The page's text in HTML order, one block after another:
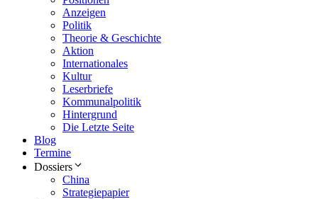
Anzeigen
Politik
Theorie & Geschichte
Aktion
Internationales
Kultur
Leserbriefe
Kommunalpolitik
Hintergrund
Die Letzte Seite
Blog
Termine
Dossiers
China
Strategiepapier